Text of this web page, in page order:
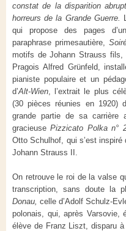
constat de la disparition
horreurs de la Grande Guerre.
qui propose des pages
paraphrase primesautière,
motifs de Johann Strauss fils,
Pragois Alfred Grünfeld,
pianiste populaire et un
d’Alt-Wien , l’extrait le plus
(30 pièces réunies en 1920)
grande partie de sa carrière
gracieusePizzicato Polka n°
Otto Schulhof, qui s’est inspiré
Johann Strauss II.
On retrouve le roi de la valse
transcription, sans doute la
Donau,celle d’Adolf Schulz-
polonais, qui, après Varsovie,
élève de Franz Liszt, disparu